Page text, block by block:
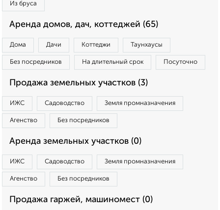
Из бруса
Аренда домов, дач, коттеджей (65)
Дома Дачи Коттеджи Таунхаусы
Без посредников На длительный срок Посуточно
Продажа земельных участков (3)
ИЖС Садоводство Земля промназначения
Агенство Без посредников
Аренда земельных участков (0)
ИЖС Садоводство Земля промназначения
Агенство Без посредников
Продажа гаржей, машиномест (0)